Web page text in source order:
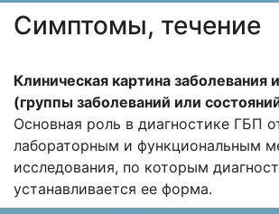
Cимптомы, течение
Клиническая картина заболевания
(группы заболеваний или
Основная роль в диагностике ГБП
лабораторным и функциональным
исследования, по которым
устанавливается ее форма.